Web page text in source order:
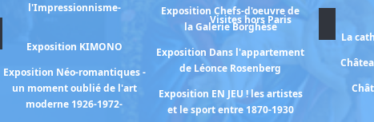
l'Impressionnisme-
Exposition KIMONO
Exposition Néo-romantiques -
un moment oublié de l'art
moderne 1926-1972-
Exposition Chefs-d'oeuvre de
la Galerie Borghèse
Exposition Dans l'appartement
de Léonce Rosenberg
Exposition EN JEU ! les artistes
et le sport entre 1870-1930
Visites hors Paris
La